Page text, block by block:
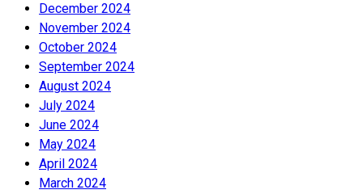
December 2024
November 2024
October 2024
September 2024
August 2024
July 2024
June 2024
May 2024
April 2024
March 2024